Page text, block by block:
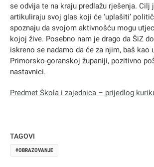
se odvija te na kraju predlažu rješenja. Cilj
artikuliraju svoj glas koji će ‘uplašiti’
spoznaju da svojom aktivnošću mogu
kojoj žive. Posebno nam je drago da ŠiZ
iskreno se nadamo da će za njim, baš kao
Primorsko-goranskoj županiji, pozitivno
nastavnici.
Predmet Škola i zajednica – prijedlog
TAGOVI
OBRAZOVANJE